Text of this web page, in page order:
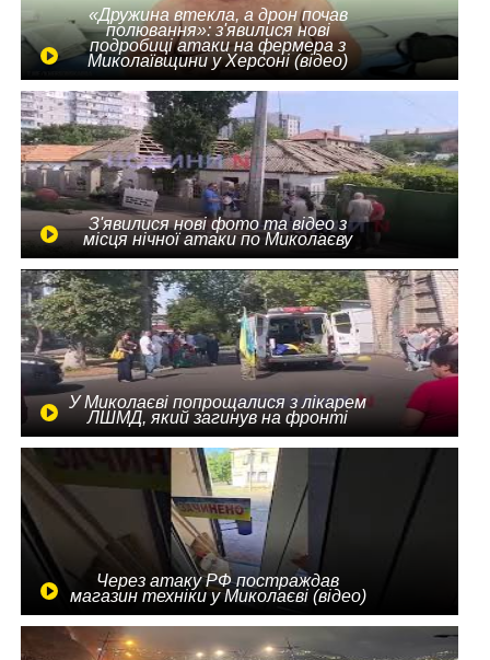
«Дружина втекла, а дрон почав
полювання»: з'явилися нові
подробиці атаки на фермера з
Миколаївщини у Херсоні (відео)
З'явилися нові фото та відео з
місця нічної атаки по Миколаєву
У Миколаєві попрощалися з лікарем
ЛШМД, який загинув на фронті
Через атаку РФ постраждав
магазин техніки у Миколаєві (відео)